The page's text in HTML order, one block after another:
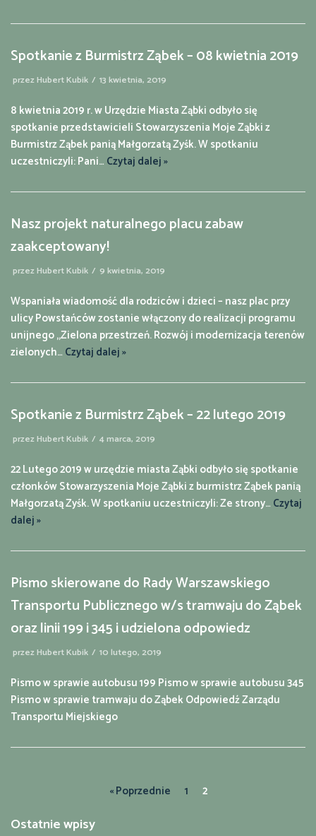
Spotkanie z Burmistrz Ząbek – 08 kwietnia 2019
przezHubert Kubik 13 kwietnia, 2019
8 kwietnia 2019 r. w Urzędzie Miasta Ząbki odbyło się
spotkanie przedstawicieli Stowarzyszenia Moje Ząbki z
Burmistrz Ząbek panią Małgorzatą Zyśk. W spotkaniu
uczestniczyli: Pani… Czytaj dalej »
Nasz projekt naturalnego placu zabaw
zaakceptowany!
przezHubert Kubik 9 kwietnia, 2019
Wspaniała wiadomość dla rodziców i dzieci – nasz plac przy
ulicy Powstańców zostanie włączony do realizacji programu
unijnego „Zielona przestrzeń. Rozwój i modernizacja terenów
zielonych… Czytaj dalej »
Spotkanie z Burmistrz Ząbek – 22 lutego 2019
przezHubert Kubik 4 marca, 2019
22 Lutego 2019 w urzędzie miasta Ząbki odbyło się spotkanie
członków Stowarzyszenia Moje Ząbki z burmistrz Ząbek panią
Małgorzatą Zyśk. W spotkaniu uczestniczyli: Ze strony… Czytaj
dalej »
Pismo skierowane do Rady Warszawskiego
Transportu Publicznego w/s tramwaju do Ząbek
oraz linii 199 i 345 i udzielona odpowiedz
przezHubert Kubik 10 lutego, 2019
Pismo w sprawie autobusu 199 Pismo w sprawie autobusu 345
Pismo w sprawie tramwaju do Ząbek Odpowiedź Zarządu
Transportu Miejskiego
« Poprzednie 1 2
Ostatnie wpisy